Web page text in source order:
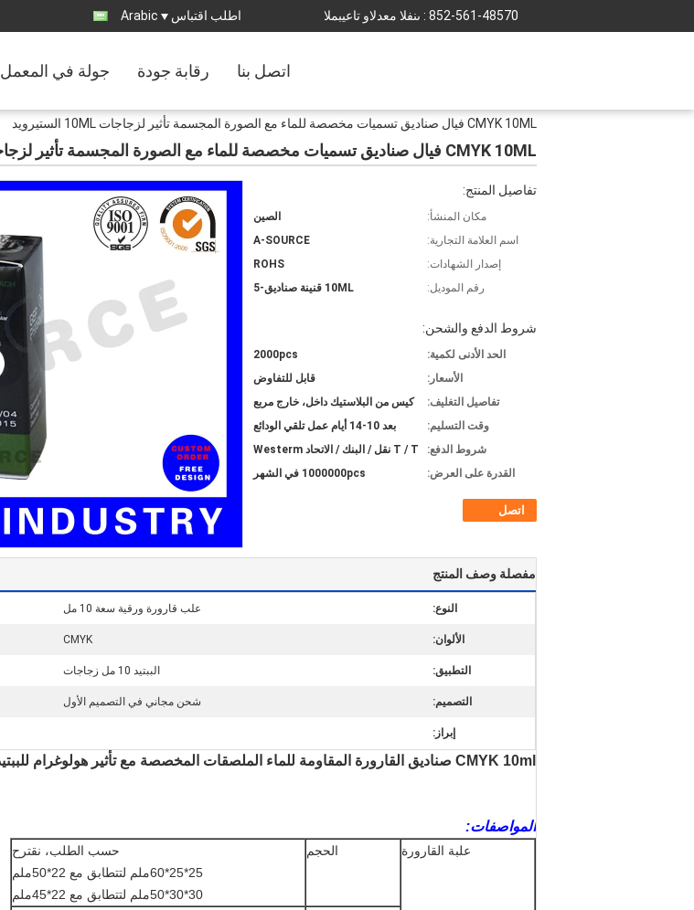
المبيعات والدعم الفنى : 852-561-48570 اطلب اقتباس Arabic
جولة في المعمل رقابة جودة اتصل بنا
CMYK 10ML فيال صناديق تسميات مخصصة للماء مع الصورة المجسمة تأثير لزجاجات 10ML الستيرويد
CMYK 10ML فيال صناديق تسميات مخصصة للماء مع الصورة المجسمة تأثير لزجاجات 10ML الستيرويد
تفاصيل المنتج:
مكان المنشأ:
الصين
اسم العلامة التجارية:
A-SOURCE
إصدار الشهادات:
ROHS
رقم الموديل:
10ML قنينة صناديق-5
شروط الدفع والشحن:
الحد الأدنى لكمية:
2000pcs
الأسعار:
قابل للتفاوض
تفاصيل التغليف:
كيس من البلاستيك داخل، خارج مربع
وقت التسليم:
بعد 10-14 أيام عمل تلقي الودائع
شروط الدفع:
T / T نقل / البنك / الاتحاد Westerm
القدرة على العرض:
1000000pcs في الشهر
اتصل
مفصلة وصف المنتج
النوع: علب قارورة ورقية سعة 10 مل
الألوان: CMYK
التطبيق: الببتيد 10 مل زجاجات
التصميم: شحن مجاني في التصميم الأول
إبراز:
CMYK 10ml صناديق القارورة المقاومة للماء الملصقات المخصصة مع تأثير هولوغرام للببتيد 10ml زجاجات
المواصفات:
علبة القارورة الحجم
حسب الطلب، نقترح
25*25*60ملم لتتطابق مع 22*50ملم
30*30*50ملم لتتطابق مع 22*45ملم